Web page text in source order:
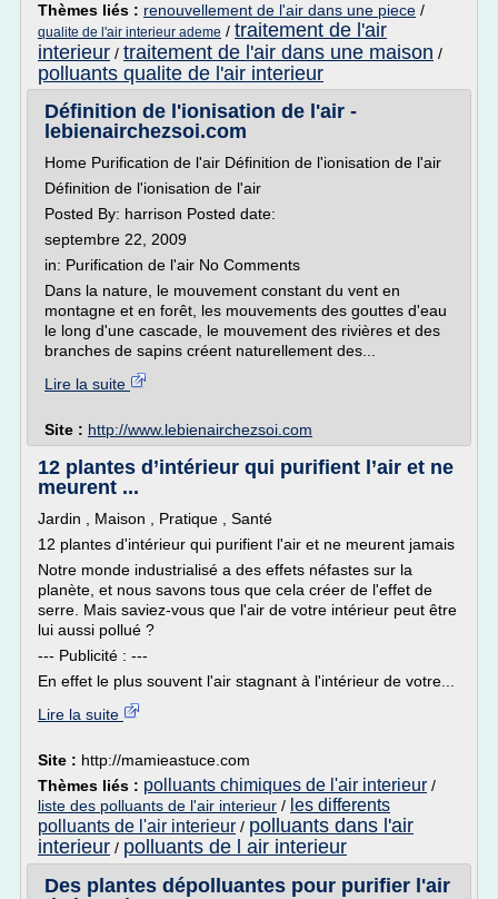
Thèmes liés : renouvellement de l'air dans une piece /
qualite de l'air interieur ademe / traitement de l'air
interieur / traitement de l'air dans une maison /
polluants qualite de l'air interieur
Définition de l'ionisation de l'air -
lebienairchezsoi.com
Home Purification de l'air Définition de l'ionisation de l'air
Définition de l'ionisation de l'air
Posted By: harrison Posted date:
septembre 22, 2009
in: Purification de l'air No Comments
Dans la nature, le mouvement constant du vent en
montagne et en forêt, les mouvements des gouttes d'eau
le long d'une cascade, le mouvement des rivières et des
branches de sapins créent naturellement des...
Lire la suite
Site : http://www.lebienairchezsoi.com
12 plantes d’intérieur qui purifient l’air et ne
meurent ...
Jardin , Maison , Pratique , Santé
12 plantes d'intérieur qui purifient l'air et ne meurent jamais
Notre monde industrialisé a des effets néfastes sur la
planète, et nous savons tous que cela créer de l'effet de
serre. Mais saviez-vous que l'air de votre intérieur peut être
lui aussi pollué ?
--- Publicité : ---
En effet le plus souvent l'air stagnant à l'intérieur de votre...
Lire la suite
Site : http://mamieastuce.com
Thèmes liés : polluants chimiques de l'air interieur /
liste des polluants de l'air interieur / les differents
polluants de l'air interieur / polluants dans l'air
interieur / polluants de l air interieur
Des plantes dépolluantes pour purifier l'air